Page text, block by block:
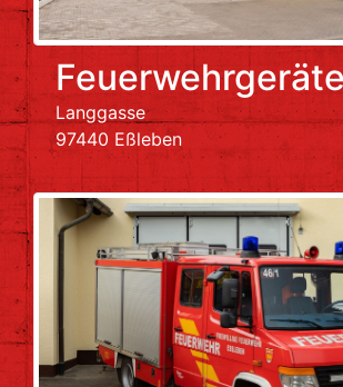
Langgasse
97440 Eßleben